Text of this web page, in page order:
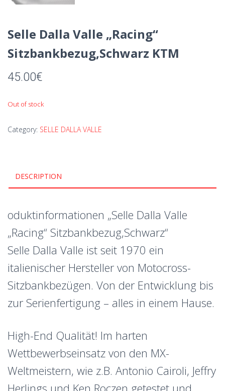
Selle Dalla Valle „Racing“
Sitzbankbezug,Schwarz KTM
45.00€
Out of stock
Category: SELLE DALLA VALLE
DESCRIPTION
oduktinformationen „Selle Dalla Valle
„Racing“ Sitzbankbezug,Schwarz“
Selle Dalla Valle ist seit 1970 ein
italienischer Hersteller von Motocross-
Sitzbankbezügen. Von der Entwicklung bis
zur Serienfertigung – alles in einem Hause.
High-End Qualität! Im harten
Wettbewerbseinsatz von den MX-
Weltmeistern, wie z.B. Antonio Cairoli, Jeffry
Herlings und Ken Roczen getestet und